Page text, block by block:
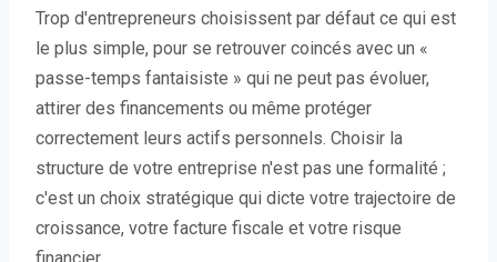
Trop d'entrepreneurs choisissent par défaut ce qui est
le plus simple, pour se retrouver coincés avec un «
passe-temps fantaisiste » qui ne peut pas évoluer,
attirer des financements ou même protéger
correctement leurs actifs personnels. Choisir la
structure de votre entreprise n'est pas une formalité ;
c'est un choix stratégique qui dicte votre trajectoire de
croissance, votre facture fiscale et votre risque